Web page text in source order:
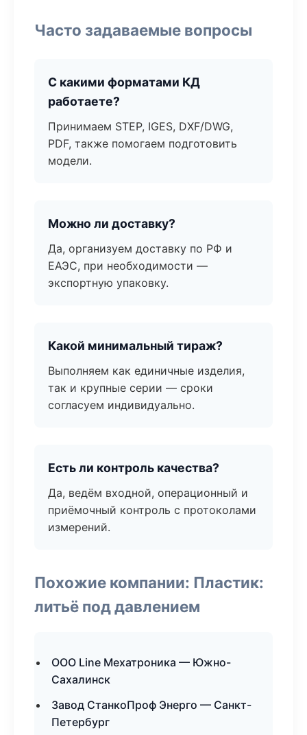
Часто задаваемые вопросы
С какими форматами КД
работаете?
Принимаем STEP, IGES, DXF/DWG,
PDF, также помогаем подготовить
модели.
Можно ли доставку?
Да, организуем доставку по РФ и
ЕАЭС, при необходимости —
экспортную упаковку.
Какой минимальный тираж?
Выполняем как единичные изделия,
так и крупные серии — сроки
согласуем индивидуально.
Есть ли контроль качества?
Да, ведём входной, операционный и
приёмочный контроль с протоколами
измерений.
Похожие компании: Пластик:
литьё под давлением
ООО Line Мехатроника — Южно-
Сахалинск
Завод СтанкоПроф Энерго — Санкт-
Петербург